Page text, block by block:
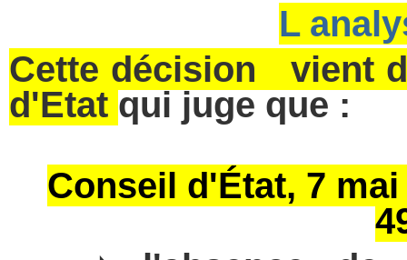
L
Cette décision vient
d'Etat qui juge que :
Conseil d'État, 7 mai